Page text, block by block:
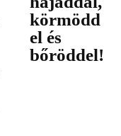
körmödd
el és
bőröddel!